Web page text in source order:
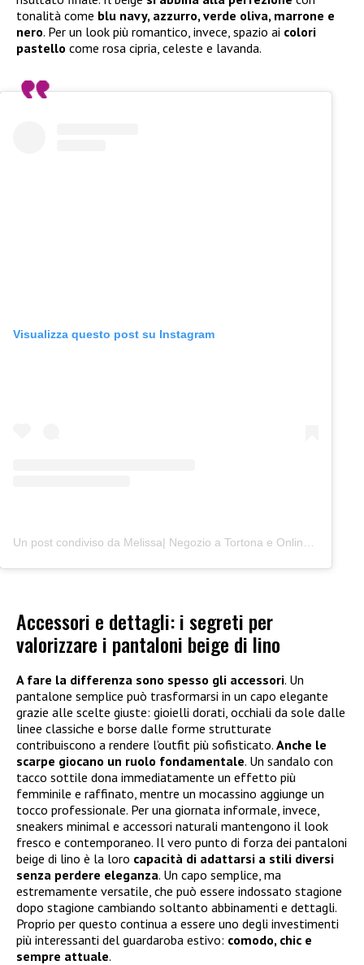
tonalità come blu navy, azzurro, verde oliva, marrone e
nero. Per un look più romantico, invece, spazio ai colori
pastello come rosa cipria, celeste e lavanda.
Visualizza questo post su Instagram
Un post condiviso da Melissa| Negozio a Tortona e Online (@junocreativelab)
Accessori e dettagli: i segreti per
valorizzare i pantaloni beige di lino
A fare la differenza sono spesso gli accessori. Un
pantalone semplice può trasformarsi in un capo elegante
grazie alle scelte giuste: gioielli dorati, occhiali da sole dalle
linee classiche e borse dalle forme strutturate
contribuiscono a rendere l’outfit più sofisticato. Anche le
scarpe giocano un ruolo fondamentale. Un sandalo con
tacco sottile dona immediatamente un effetto più
femminile e raffinato, mentre un mocassino aggiunge un
tocco professionale. Per una giornata informale, invece,
sneakers minimal e accessori naturali mantengono il look
fresco e contemporaneo. Il vero punto di forza dei pantaloni
beige di lino è la loro capacità di adattarsi a stili diversi
senza perdere eleganza. Un capo semplice, ma
estremamente versatile, che può essere indossato stagione
dopo stagione cambiando soltanto abbinamenti e dettagli.
Proprio per questo continua a essere uno degli investimenti
più interessanti del guardaroba estivo: comodo, chic e
sempre attuale.